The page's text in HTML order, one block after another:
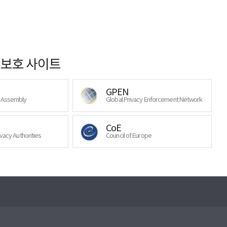
호 사이트
GPEN
Global Privacy Enforcement Network
Authorities
CoE
Council of Europe